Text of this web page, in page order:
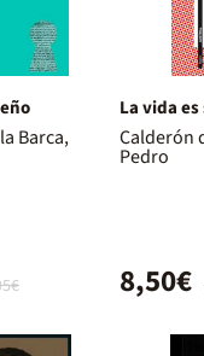
Barca,
La vida
Calderón
Pedro
8,50€